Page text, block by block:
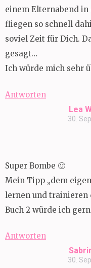
einem Elternabend in
fliegen so schnell
soviel Zeit für Dich.
gesagt…
Ich würde mich sehr
Antworten
Lea
30.
Super Bombe 🙂
Mein Tipp „dem
lernen und trainieren
Buch 2 würde ich
Antworten
30.